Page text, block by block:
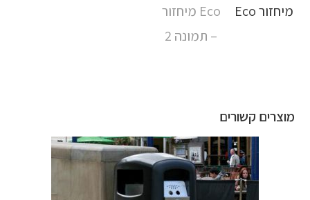
מוצרים קשורים